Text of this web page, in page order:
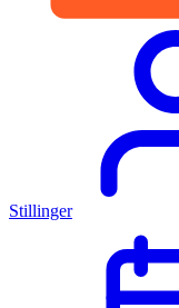
Stillinger